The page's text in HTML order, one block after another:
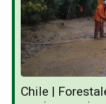
Chile |